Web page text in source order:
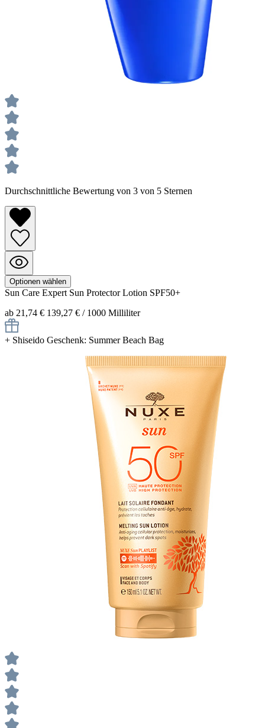
Durchschnittliche Bewertung von 3 von 5 Sternen
Optionen wählen
Sun Care Expert Sun Protector Lotion SPF50+
ab 21,74 € 139,27 € / 1000 Milliliter
+ Shiseido Geschenk: Summer Beach Bag